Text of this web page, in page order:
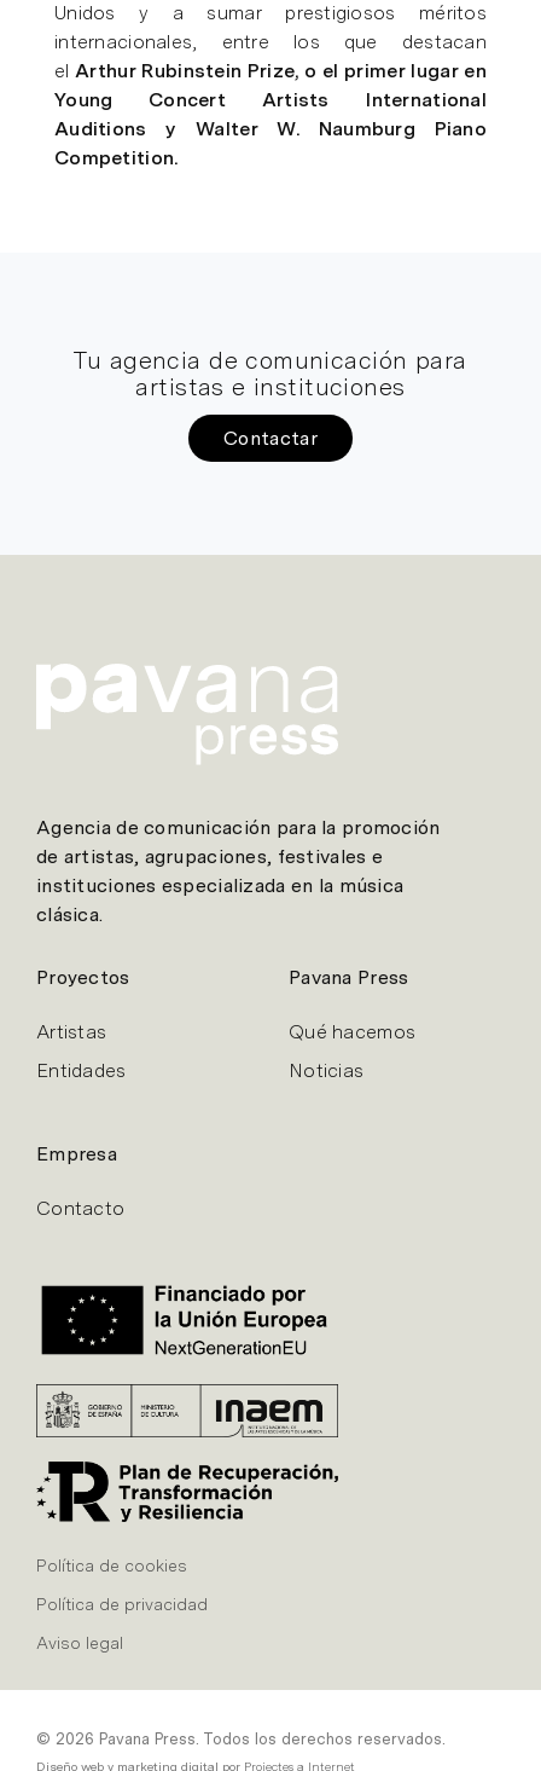
Unidos y a sumar prestigiosos méritos
internacionales, entre los que destacan
el Arthur Rubinstein Prize, o el primer lugar en
Young Concert Artists International
Auditions y Walter W. Naumburg Piano
Competition.
Tu agencia de comunicación para
artistas e instituciones
Contactar
Agencia de comunicación para la promoción
de artistas, agrupaciones, festivales e
instituciones especializada en la música
clásica.
Proyectos
Artistas
Entidades
Pavana Press
Qué hacemos
Noticias
Empresa
Contacto
Política de cookies
Política de privacidad
Aviso legal
© 2026 Pavana Press. Todos los derechos reservados.
Diseño web y marketing digital por Projectes a Internet